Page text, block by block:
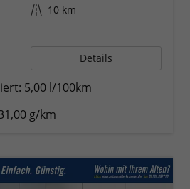
Kilometerstand 10 km
Details
5,00 l/100km
g/km